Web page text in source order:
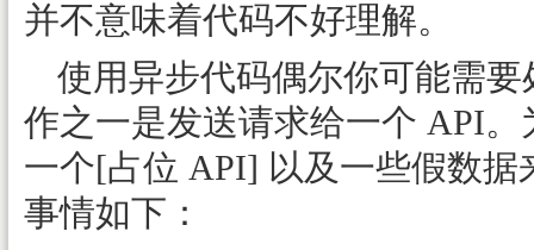
并不意味着代码不好理解。
使用异步代码偶尔你可能需
作之一是发送请求给一个 API
一个[占位 API] 以及一些假数
事情如下：